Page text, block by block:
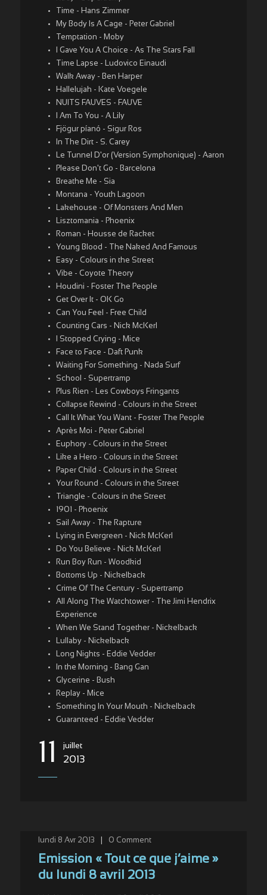
Time - Hans Zimmer
My Body Is A Cage - Peter Gabriel
Temptation - Moby
I Gave You A Choice - As The Stars Fall
Time Lapse - Ludovico Einaudi
Walk Away - Ben Harper
Hallelujah - Kate Voegele
NUITS FAUVES - FAUVE
I Am To You - A Lily
Fjögur píanó - Sigur Ros
In The Dirt - S. Carey
Le Tunnel D'or (Version Symphonique) - Aaron
Please Don't Go - Barcelona
Breathe Me - Sia
Montana - Youth Lagoon
Lakehouse - Of Monsters And Men
Lisztomania - Phoenix
Roman - Housse de Racket
Young Blood - The Naked And Famous
Easy - Colours in the Street
Vibe - Coyote Theory
Houdini - Foster The People
Get Over It - OK Go
Can You Feel - Free Child
Counting Cars - Nick McKerl
I Stopped Crying - Mice
Face to Face - Daft Punk
Waiting For Something - Nada Surf
School - Supertramp
Plus Rien - Les Cowboys Fringants
Collapse Rewind - Colours in the Street
Call It What You Want - Foster The People
Après Moi - Peter Gabriel
Euphory - Colours in the Street
Like a Hero - Colours in the Street
Paper Child - Colours in the Street
Your Round - Colours in the Street
Triangle - Colours in the Street
1901 - Phoenix
Sail Away - The Rapture
Lying in Evergreen - Nick McKerl
Do You Believe - Nick McKerl
Run Boy Run - Woodkid
Bottoms Up - Nickelback
Crime Of The Century - Supertramp
All Along The Watchtower - The Jimi Hendrix
Experience
When We Stand Together - Nickelback
Lullaby - Nickelback
Long Nights - Eddie Vedder
In the Morning - Bang Gan
Glycerine - Bush
Replay - Mice
Something In Your Mouth - Nickelback
Guaranteed - Eddie Vedder
11 juillet
2013
lundi 8 Avr 2013 0 Comment
Emission « Tout ce que j’aime »
du lundi 8 avril 2013